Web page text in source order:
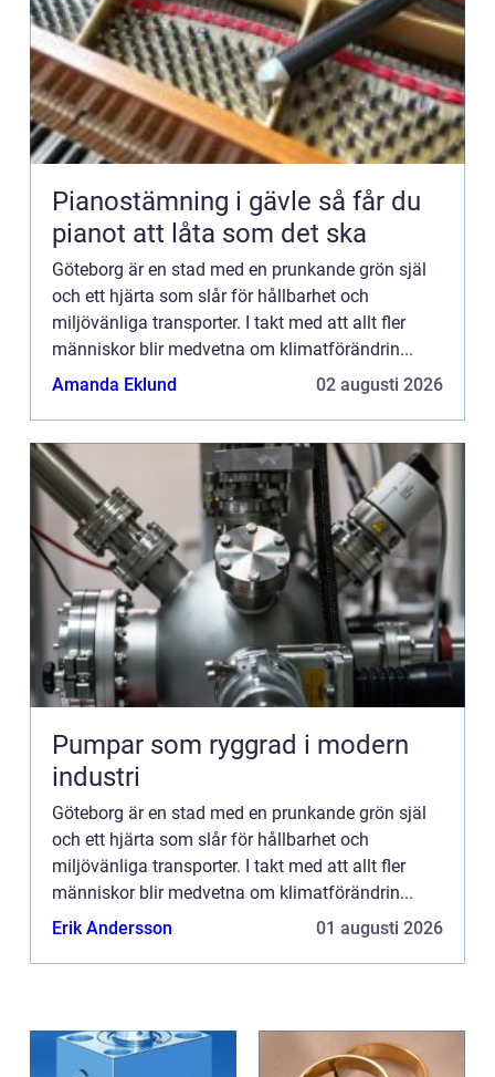
Pianostämning i gävle så får du
pianot att låta som det ska
Göteborg är en stad med en prunkande grön själ
och ett hjärta som slår för hållbarhet och
miljövänliga transporter. I takt med att allt fler
människor blir medvetna om klimatförändrin...
Amanda Eklund
02 augusti 2026
Pumpar som ryggrad i modern
industri
Göteborg är en stad med en prunkande grön själ
och ett hjärta som slår för hållbarhet och
miljövänliga transporter. I takt med att allt fler
människor blir medvetna om klimatförändrin...
Erik Andersson
01 augusti 2026